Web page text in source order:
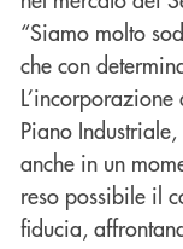
“Siamo molto
che con
Piano
anche in un
reso possibile il
fiducia,